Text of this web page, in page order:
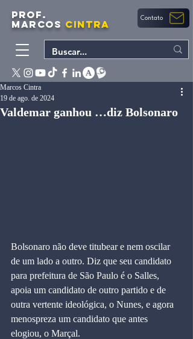
PROF.
MARCOS CINTRA Contato
Valdemar ganhou …diz Bolsonaro
Marcos Cintra
19 de ago. de 2024
Bolsonaro não deve titubear e nem oscilar
de um lado a outro. Diz que seu candidato
para prefeitura de São Paulo é o Salles,
apoia um candidato de outro partido e de
outra vertente ideológica, o Nunes, e agora
menospreza um candidato que antes
elogiou, o Marçal.